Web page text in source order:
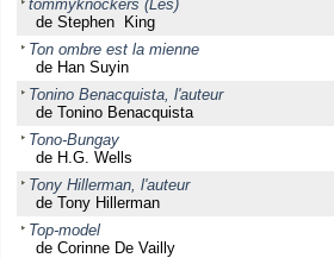
tommyknockers (Les)
de Stephen King
Ton ombre est la mienne
de Han Suyin
Tonino Benacquista, l'auteur
de Tonino Benacquista
Tono-Bungay
de H.G. Wells
Tony Hillerman, l'auteur
de Tony Hillerman
Top-model
de Corinne De Vailly